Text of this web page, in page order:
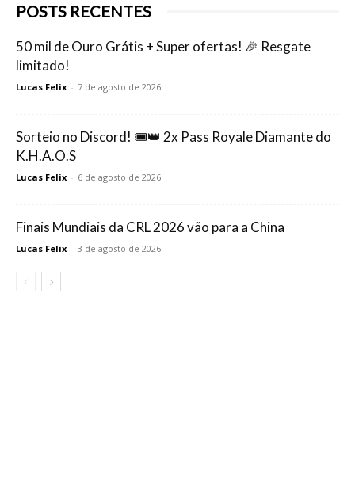
POSTS RECENTES
50 mil de Ouro Grátis + Super ofertas! 🎉 Resgate
limitado!
Lucas Felix - 7 de agosto de 2026
Sorteio no Discord! 🎟️👑 2x Pass Royale Diamante do
K.H.A.O.S
Lucas Felix - 6 de agosto de 2026
Finais Mundiais da CRL 2026 vão para a China
Lucas Felix - 3 de agosto de 2026